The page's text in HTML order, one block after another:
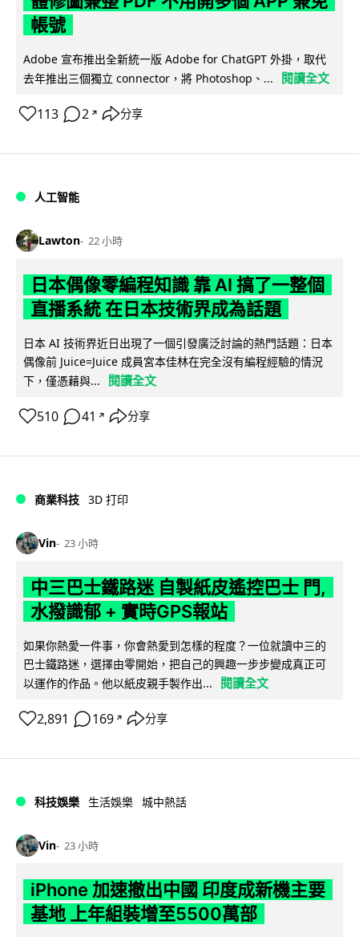
帳號
Adobe 宣布推出全新統一版 Adobe for ChatGPT 外掛，取代
去年推出三個獨立 connector，將 Photoshop、...
閱讀全文
113 2 ↗ 分享
人工智能
Lawton 22 小時
日本偶像零編程知識 靠 AI 搞了一整個
直播系統 在日本技術界成為話題
日本 AI 技術界近日出現了一個引發廣泛討論的熱門話題：日本
偶像前 Juice=Juice 成員宮本佳林在完全沒有編程經驗的情況
下，僅憑藉與...
閱讀全文
510 41 ↗ 分享
商業科技 3D 打印
Vin 23 小時
中三巴士鐵路迷 自製紙皮遙控巴士 門,
水撥識郁 + 實時GPS報站
如果你熱愛一件事，你會熱愛到怎樣的程度？一位就讀中三的
巴士鐵路迷，選擇由零開始，把自己的興趣一步步變成真正可
以運作的作品。他以紙皮親手製作出...
閱讀全文
2,891 169 ↗ 分享
科技娛樂 生活娛樂 城中熱話
Vin 23 小時
iPhone 加速撤出中國 印度成新機主要
基地 上年組裝增至5500萬部